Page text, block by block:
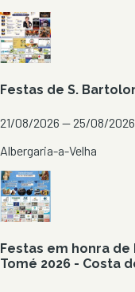
Festas de S.
21/08/2026 — 25/08/2026
Albergaria-a-Velha
Festas em honra de
Tomé 2026 - Costa